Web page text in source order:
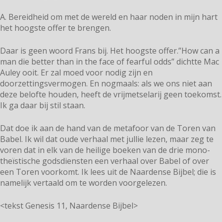
A. Bereidheid om met de wereld en haar noden in mijn hart
het hoogste offer te brengen.
Daar is geen woord Frans bij. Het hoogste offer.”How can a
man die better than in the face of fearful odds” dichtte Mac
Auley ooit. Er zal moed voor nodig zijn en
doorzettingsvermogen. En nogmaals: als we ons niet aan
deze belofte houden, heeft de vrijmetselarij geen toekomst.
Ik ga daar bij stil staan.
Dat doe ik aan de hand van de metafoor van de Toren van
Babel. Ik wil dat oude verhaal met jullie lezen, maar zeg te
voren dat in elk van de heilige boeken van de drie mono-
theïstische godsdiensten een verhaal over Babel of over
een Toren voorkomt. Ik lees uit de Naardense Bijbel; die is
namelijk vertaald om te worden voorgelezen.
<tekst Genesis 11, Naardense Bijbel>